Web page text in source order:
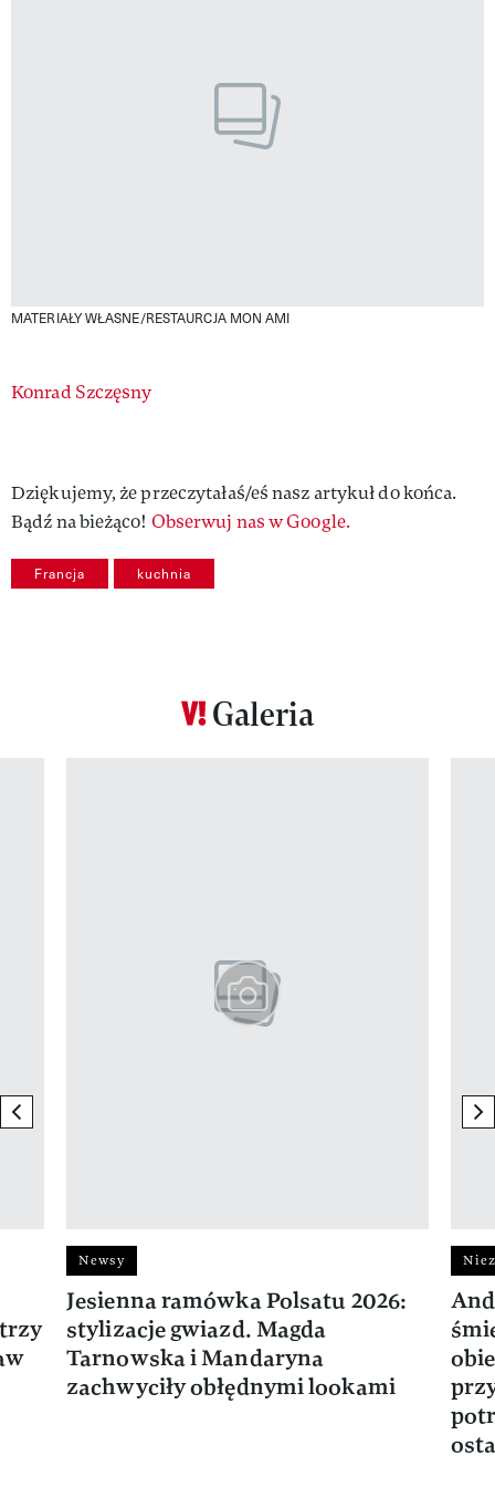
MATERIAŁY WŁASNE/RESTAURCJA MON AMI
Authors
Konrad Szczęsny
Dziękujemy, że przeczytałaś/eś nasz artykuł do końca.
Bądź na bieżąco! Obserwuj nas w Google.
Francja kuchnia
Galeria
previous element
Newsy
Jesienna ramówka Polsatu 2026:
stylizacje gwiazd. Magda
Tarnowska i Mandaryna
zachwyciły obłędnymi lookami